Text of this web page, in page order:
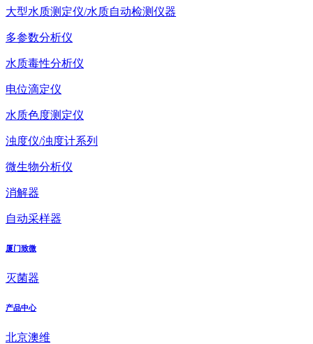
大型水质测定仪/水质自动检测仪器
多参数分析仪
水质毒性分析仪
电位滴定仪
水质色度测定仪
浊度仪/浊度计系列
微生物分析仪
消解器
自动采样器
厦门致微
灭菌器
产品中心
北京澳维